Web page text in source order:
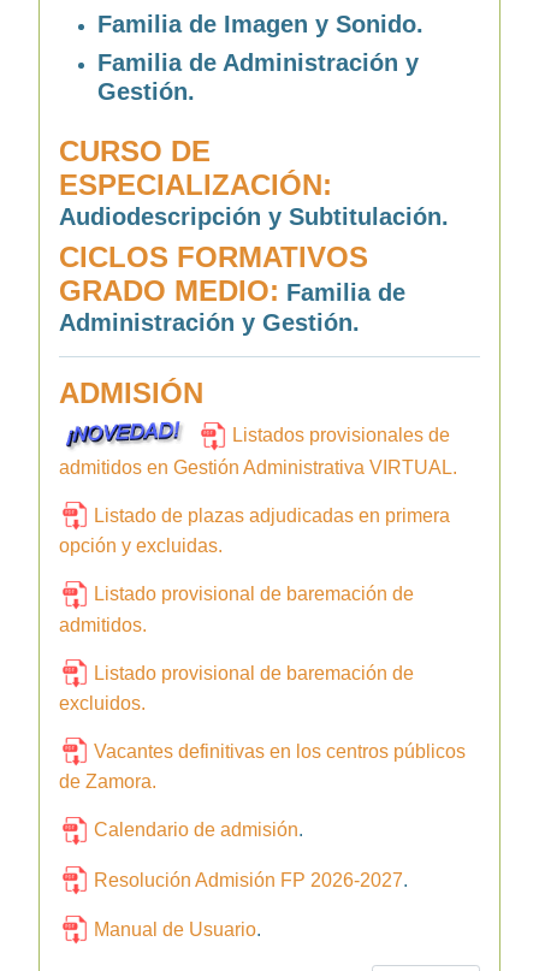
Familia de Imagen y Sonido.
Familia de Administración y
Gestión.
CURSO DE
ESPECIALIZACIÓN:
Audiodescripción y Subtitulación.
CICLOS FORMATIVOS
GRADO MEDIO: Familia de
Administración y Gestión.
ADMISIÓN
Listados provisionales de
admitidos en Gestión Administrativa VIRTUAL.
Listado de plazas adjudicadas en primera
opción y excluidas.
Listado provisional de baremación de
admitidos.
Listado provisional de baremación de
excluidos.
Vacantes definitivas en los centros públicos
de Zamora.
Calendario de admisión.
Resolución Admisión FP 2026-2027.
Manual de Usuario.